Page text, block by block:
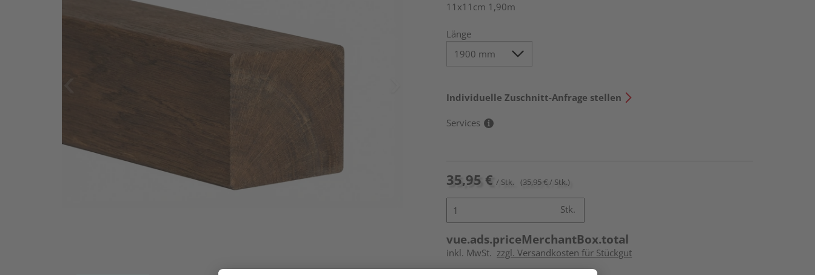
11x11cm 1,90m
Länge
Individuelle Zuschnitt-Anfrage stellen
Services
35,95 € / Stk. (35,95 € / Stk.)
Stk.
vue.ads.priceMerchantBox.total
inkl. MwSt. zzgl. Versandkosten für Stückgut